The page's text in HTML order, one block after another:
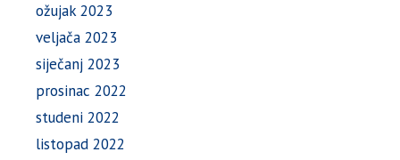
ožujak 2023
veljača 2023
siječanj 2023
prosinac 2022
studeni 2022
listopad 2022